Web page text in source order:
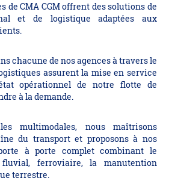
de CMA CGM offrent des solutions de
et de logistique adaptées aux
chacune de nos agences à travers le
assurent la mise en service
opérationnel de notre flotte de
à la demande.
multimodales, nous maîtrisons
du transport et proposons à nos
à porte complet combinant le
ferroviaire, la manutention
terrestre.